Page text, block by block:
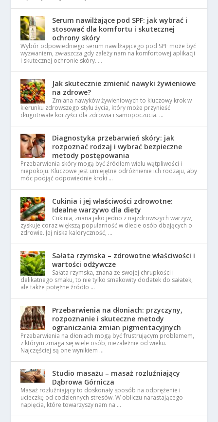
Serum nawilżające pod SPF: jak wybrać i
stosować dla komfortu i skutecznej
ochrony skóry
Wybór odpowiedniego serum nawilżającego pod SPF może być
wyzwaniem, zwłaszcza gdy zależy nam na komfortowej aplikacji
i skutecznej ochronie skóry. …
Jak skutecznie zmienić nawyki żywieniowe
na zdrowe?
Zmiana nawyków żywieniowych to kluczowy krok w
kierunku zdrowszego stylu życia, który może przynieść
długotrwałe korzyści dla zdrowia i samopoczucia. …
Diagnostyka przebarwień skóry: jak
rozpoznać rodzaj i wybrać bezpieczne
metody postępowania
Przebarwienia skóry mogą być źródłem wielu wątpliwości i
niepokoju. Kluczowe jest umiejętne odróżnienie ich rodzaju, aby
móc podjąć odpowiednie kroki …
Cukinia i jej właściwości zdrowotne:
Idealne warzywo dla diety
Cukinia, znana jako jedno z najzdrowszych warzyw,
zyskuje coraz większą popularność w diecie osób dbających o
zdrowie. Jej niska kaloryczność, …
Sałata rzymska – zdrowotne właściwości i
wartości odżywcze
Sałata rzymska, znana ze swojej chrupkości i
delikatnego smaku, to nie tylko smakowity dodatek do sałatek,
ale także potężne źródło …
Przebarwienia na dłoniach: przyczyny,
rozpoznanie i skuteczne metody
ograniczania zmian pigmentacyjnych
Przebarwienia na dłoniach mogą być frustrującym problemem,
z którym zmaga się wiele osób, niezależnie od wieku.
Najczęściej są one wynikiem …
Studio masażu – masaż rozluźniający
Dąbrowa Górnicza
Masaż rozluźniający to doskonały sposób na odprężenie i
ucieczkę od codziennych stresów. W obliczu narastającego
napięcia, które towarzyszy nam na …